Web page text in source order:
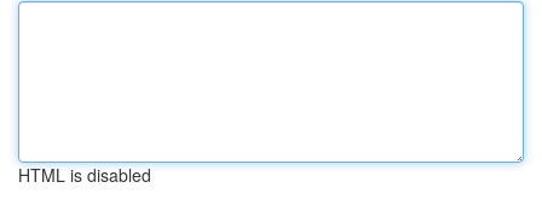
HTML is disabled